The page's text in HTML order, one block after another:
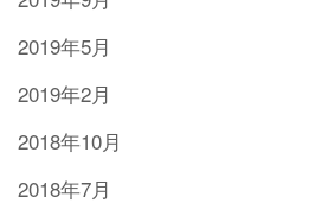
2019年5月
2019年2月
2018年10月
2018年7月